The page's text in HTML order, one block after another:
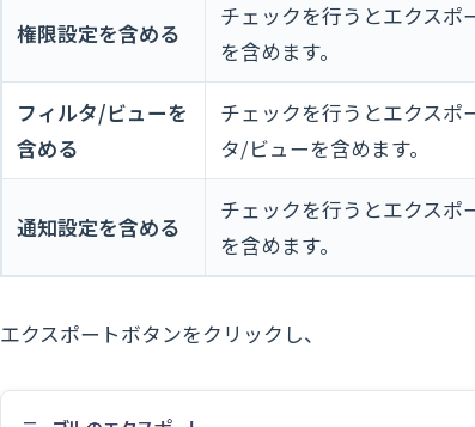
権限設定を含める
チェックを行うとエクスポ
を含めます。
フィルタ/ビューを
含める
チェックを行うとエクスポ
タ/ビューを含めます。
通知設定を含める
チェックを行うとエクスポ
を含めます。
エクスポートボタンをクリックし、